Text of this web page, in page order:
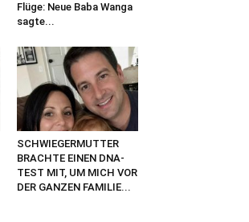
Flüge: Neue Baba Wanga
sagte...
SCHWIEGERMUTTER
BRACHTE EINEN DNA-
TEST MIT, UM MICH VOR
DER GANZEN FAMILIE...